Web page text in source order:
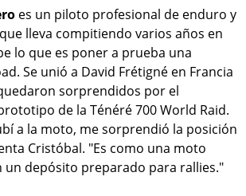
es un piloto profesional de enduro y
lleva compitiendo varios años en
lo que es poner a prueba una
Se unió a David Frétigné en Francia
sorprendidos por el
de la Ténéré 700 World Raid.
a la moto, me sorprendió la posición
Cristóbal. "Es como una moto
un depósito preparado para rallies."